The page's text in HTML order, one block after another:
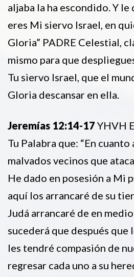
aljaba la ha escondido. Y le
eres Mi siervo Israel, en
Gloria” PADRE Celestial,
mismo para que
Tu siervo Israel, que el
Gloria descansar en ella.
Jeremías 12:14-17 YHVH
Tu Palabra que: “En cuanto
malvados vecinos que
He dado en posesión a Mi
aquí los arrancaré de su
Judá arrancaré de en
sucederá que después que
les tendré compasión de
regresar cada uno a su